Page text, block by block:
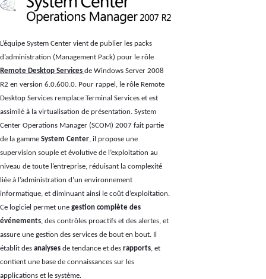
L’équipe System Center vient de publier les packs
d’administration (Management Pack) pour le rôle
Remote Desktop Services de Windows Server 2008
R2 en version 6.0.600.0. Pour rappel, le rôle Remote
Desktop Services remplace Terminal Services et est
assimilé à la virtualisation de présentation. System
Center Operations Manager (SCOM) 2007 fait partie
de la gamme System Center, il propose une
supervision souple et évolutive de l’exploitation au
niveau de toute l’entreprise, réduisant la complexité
liée à l’administration d’un environnement
informatique, et diminuant ainsi le coût d’exploitation.
Ce logiciel permet une gestion complète des
événements, des contrôles proactifs et des alertes, et
assure une gestion des services de bout en bout. Il
établit des analyses de tendance et des rapports, et
contient une base de connaissances sur les
applications et le système.